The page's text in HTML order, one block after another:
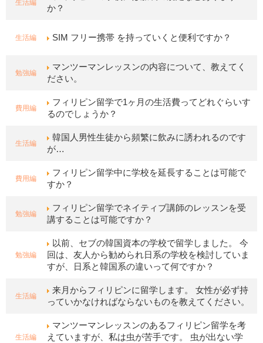
生活編
か？
生活編 SIM フリー携帯 を持っていくと便利ですか？
勉強編
マンツーマンレッスンの内容について、教えてく
ださい。
費用編
フィリピン留学で1ヶ月の生活費ってどれぐらいす
るのでしょうか？
生活編
韓国人男性生徒から頻繁に飲みに誘われるのです
が…
費用編
フィリピン留学中に学校を延長することは可能で
すか？
勉強編
フィリピン留学でネイティブ講師のレッスンを受
講することは可能ですか？
勉強編
以前、セブの韓国資本の学校で留学しました。 今
回は、友人から勧められ日系の学校を検討していま
すが、日系と韓国系の違いって何ですか？
生活編
来月からフィリピンに留学します。 女性が必ず持
っていかなければならないものを教えてください。
生活編
マンツーマンレッスンのあるフィリピン留学を考
えていますが、私は虫が苦手です。 虫が出ない学